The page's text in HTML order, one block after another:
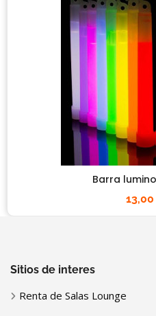
Barra
13,00
Sitios de interes
Renta de Salas Lounge